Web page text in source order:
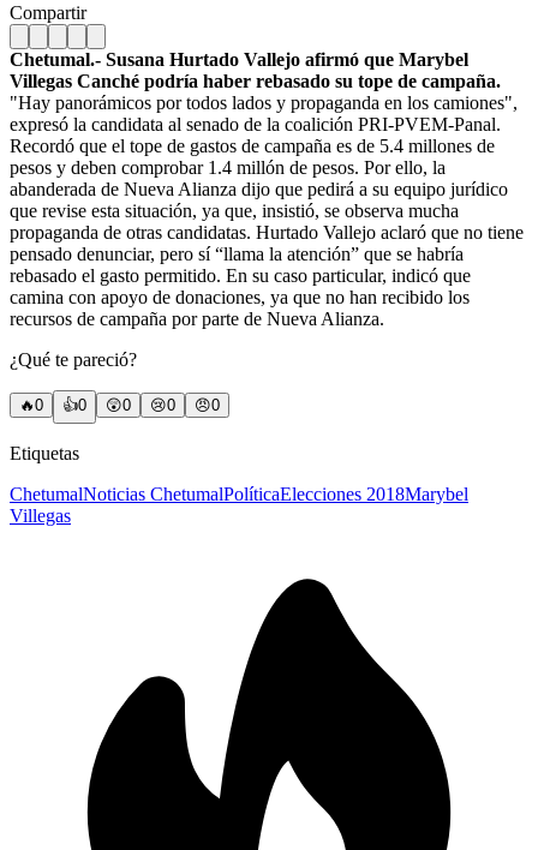
Compartir
Chetumal.- Susana Hurtado Vallejo afirmó que Marybel
Villegas Canché podría haber rebasado su tope de campaña.
"Hay panorámicos por todos lados y propaganda en los camiones",
expresó la candidata al senado de la coalición PRI-PVEM-Panal.
Recordó que el tope de gastos de campaña es de 5.4 millones de
pesos y deben comprobar 1.4 millón de pesos. Por ello, la
abanderada de Nueva Alianza dijo que pedirá a su equipo jurídico
que revise esta situación, ya que, insistió, se observa mucha
propaganda de otras candidatas. Hurtado Vallejo aclaró que no tiene
pensado denunciar, pero sí “llama la atención” que se habría
rebasado el gasto permitido. En su caso particular, indicó que
camina con apoyo de donaciones, ya que no han recibido los
recursos de campaña por parte de Nueva Alianza.
¿Qué te pareció?
🔥0 👍0 😲0 😢0 😠0
Etiquetas
ChetumalNoticias ChetumalPolíticaElecciones 2018Marybel
Villegas